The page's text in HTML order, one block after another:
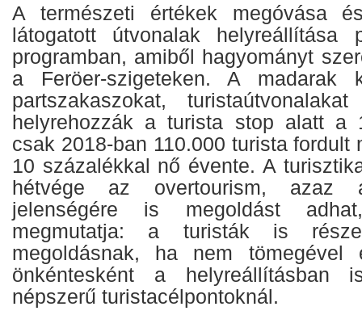
A természeti értékek megóvása
látogatott útvonalak helyreállítása
programban, amiből hagyományt
a Feröer-szigeteken. A madarak
partszakaszokat,
helyrehozzák a turista stop alatt a
csak 2018-ban 110.000 turista fordult
10 százalékkal nő évente. A
hétvége az overtourism, azaz
jelenségére is megoldást
megmutatja: a turisták is
megoldásnak, ha nem tömegével
önkéntesként a
népszerű turistacélpontoknál.